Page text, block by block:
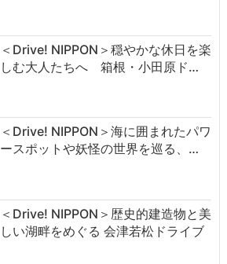
＜Drive! NIPPON＞穏やかな休日を楽
しむ大人たちへ 箱根・小田原ド…
＜Drive! NIPPON＞海に囲まれたパワ
ースポットや妖怪の世界を巡る、…
＜Drive! NIPPON＞歴史的建造物と美
しい湖畔をめぐる 会津若松ドライブ